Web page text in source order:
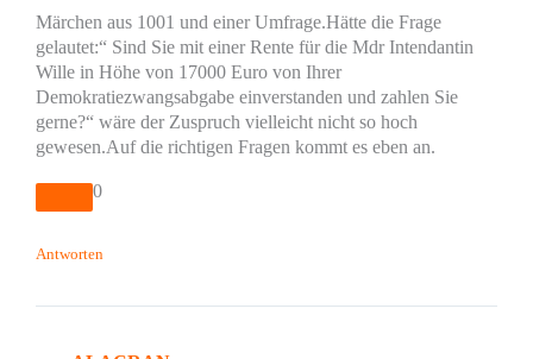
Märchen aus 1001 und einer Umfrage.Hätte die Frage
gelautet:“ Sind Sie mit einer Rente für die Mdr Intendantin
Wille in Höhe von 17000 Euro von Ihrer
Demokratiezwangsabgabe einverstanden und zahlen Sie
gerne?“ wäre der Zuspruch vielleicht nicht so hoch
gewesen.Auf die richtigen Fragen kommt es eben an.
0
Antworten